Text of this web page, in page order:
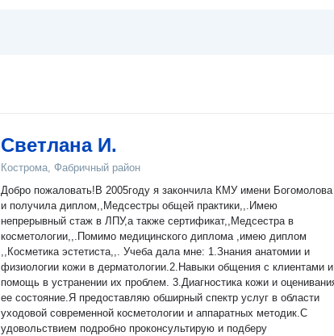
Светлана И.
Кострома, Фабричный район
Добро пожаловать!В 2005году я закончила КМУ имени Богомолова
и получила диплом,,Медсестры общей практики,,.Имею
непрерывный стаж в ЛПУ,а также сертификат,,Медсестра в
косметологии,,.Помимо медицинского диплома ,имею диплом
,,Косметика эстетиста,,. Учеба дала мне: 1.Знания анатомии и
физиологии кожи в дерматологии.2.Навыки общения с клиентами и
помощь в устранении их проблем. 3.Диагностика кожи и оценивания
ее состояние.Я предоставляю обширный спектр услуг в области
уходовой современной косметологии и аппаратных методик.С
удовольствием подробно проконсультирую и подберу